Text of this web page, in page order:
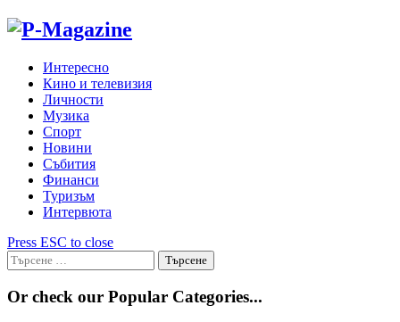
Skip
Интересно
Кино и телевизия
Личности
Музика
Спорт
Новини
Събития
Финанси
Туризъм
Интервюта
Press ESC to close
Търсене
за:
Or check our Popular Categories...